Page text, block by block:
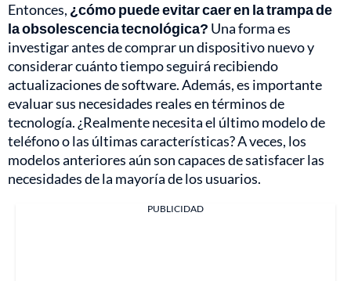
Entonces, ¿cómo puede evitar caer en la trampa de
la obsolescencia tecnológica? Una forma es
investigar antes de comprar un dispositivo nuevo y
considerar cuánto tiempo seguirá recibiendo
actualizaciones de software. Además, es importante
evaluar sus necesidades reales en términos de
tecnología. ¿Realmente necesita el último modelo de
teléfono o las últimas características? A veces, los
modelos anteriores aún son capaces de satisfacer las
necesidades de la mayoría de los usuarios.
PUBLICIDAD